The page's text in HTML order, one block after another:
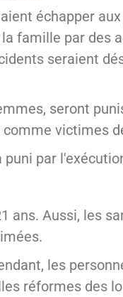
échapper
famille par des
seraient
seront
victimes
puni par
ans. Aussi, les
les
réformes des